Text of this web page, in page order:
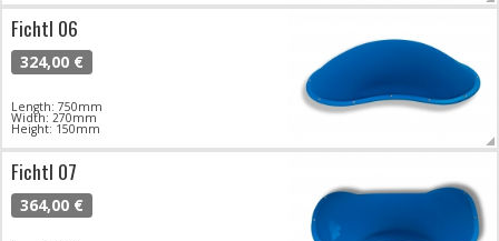
Fichtl 06
324,00 €
Length: 750mm
Width: 270mm
Height: 150mm
Fichtl 07
364,00 €